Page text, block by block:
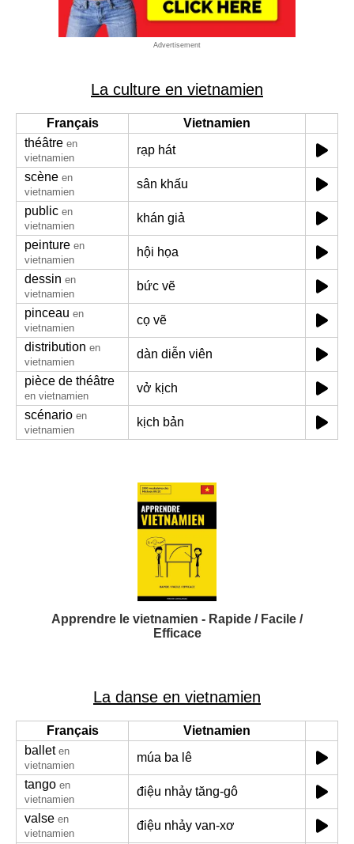
Advertisement
La culture en vietnamien
Français
Vietnamien
théâtre en
vietnamien
rạp hát
scène en
vietnamien
sân khấu
public en
vietnamien
khán giả
peinture en
vietnamien
hội họa
dessin en
vietnamien
bức vẽ
pinceau en
vietnamien
cọ vẽ
distribution en
vietnamien
dàn diễn viên
pièce de théâtre
en vietnamien
vở kịch
scénario en
vietnamien
kịch bản
Apprendre le vietnamien - Rapide / Facile /
Efficace
La danse en vietnamien
Français
Vietnamien
ballet en
vietnamien
múa ba lê
tango en
vietnamien
điệu nhảy tăng-gô
valse en
vietnamien
điệu nhảy van-xơ